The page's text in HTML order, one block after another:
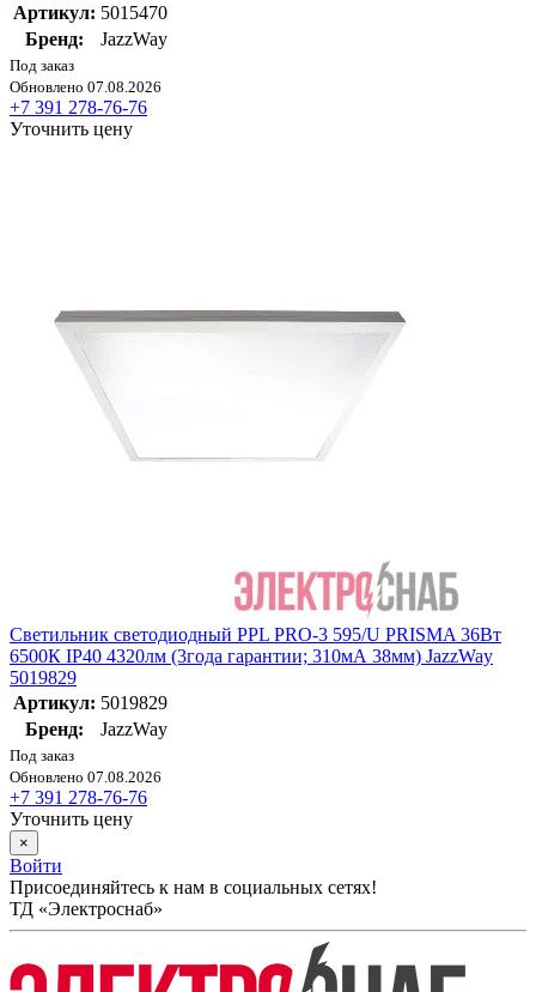
Артикул: 5015470
Бренд:
JazzWay
Под заказ
Обновлено 07.08.2026
+7 391 278-76-76
Уточнить цену
Светильник светодиодный PPL PRO-3 595/U PRISMA 36Вт
6500К IP40 4320лм (3года гарантии; 310мА 38мм) JazzWay
5019829
Артикул: 5019829
Бренд:
JazzWay
Под заказ
Обновлено 07.08.2026
+7 391 278-76-76
Уточнить цену
×
Войти
Присоединяйтесь к нам в социальных сетях!
ТД «Электроснаб»